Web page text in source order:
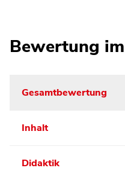
Bewertung
Gesamtbewertung
Inhalt
Didaktik